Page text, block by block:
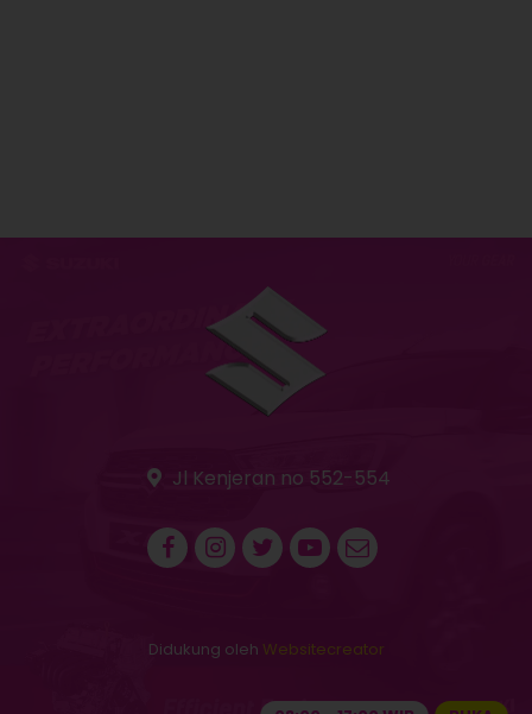
Jl Kenjeran no 552-554
Didukung oleh Websitecreator